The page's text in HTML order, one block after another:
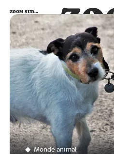
ZOOM SUR…
Monde animal